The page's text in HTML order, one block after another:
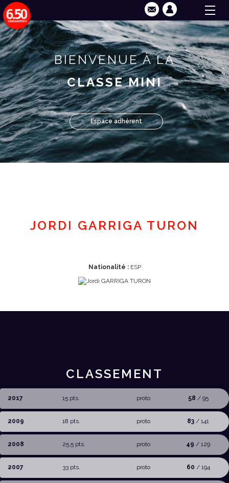
BIENVENUE À LA
CLASSE MINI
Espace adhérent
JORDI GARRIGA TURON
Nationalité :ESP
CLASSEMENT
2017 15 pts. proto 58 / 95
2009 18 pts. proto 83 / 141
2008 25,5 pts. proto 49 / 129
2007 33 pts. proto 60 / 194